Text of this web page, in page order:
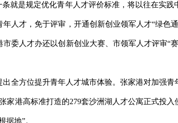
就是规定优化青年人才评价标准，将以往在实
人才，免于评审，开通创新创业领军人才“绿色
委人才办还以创新创业大赛、市领军人才评审“
全方位提升青年人才城市体验。张家港对加强
家港高标准打造的279套沙洲湖人才公寓正式投
据地”。